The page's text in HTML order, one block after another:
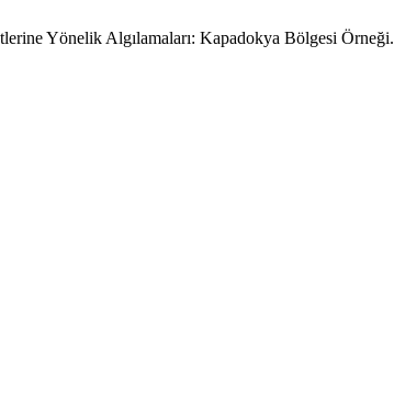
Yönelik Algılamaları: Kapadokya Bölgesi Örneği.